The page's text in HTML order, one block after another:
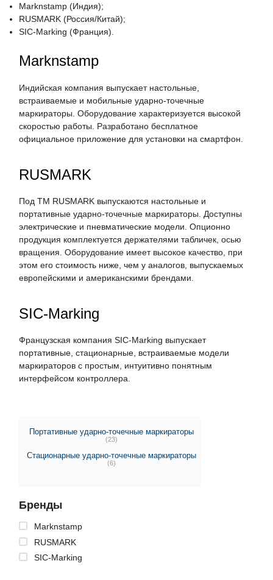
Портативные ударно-точечные маркираторы
(23)
Стационарные ударно-точечные маркираторы
(6)
Бренды
Marknstamp
RUSMARK
SIC-Marking
Marknstamp (Индия);
RUSMARK (Россия/Китай);
SIC-Marking (Франция).
Marknstamp
Индийская компания выпускает настольные,
встраиваемые и мобильные ударно-точечные
маркираторы. Оборудование характеризуется высокой
скоростью работы. Разработано бесплатное
официальное приложение для установки на смартфон.
RUSMARK
Под ТМ RUSMARK выпускаются настольные и
портативные ударно-точечные маркираторы. Доступны
электрические и пневматические модели. Опционно
продукция комплектуется держателями табличек, осью
вращения. Оборудование имеет высокое качество, при
этом его стоимость ниже, чем у аналогов, выпускаемых
европейскими и американскими брендами.
SIC-Marking
Французская компания SIC-Marking выпускает
портативные, стационарные, встраиваемые модели
маркираторов с простым, интуитивно понятным
интерфейсом контроллера.